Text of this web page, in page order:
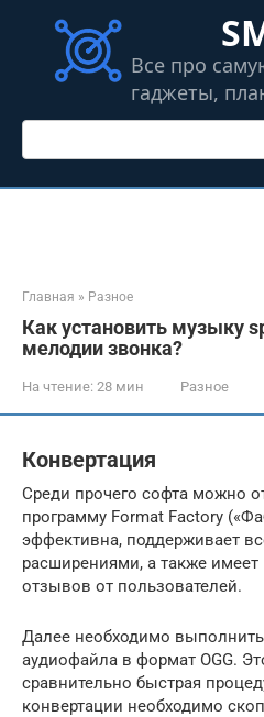
контенту
Все про
гаджеты,
Поиск:
Главная » Разное
Как установить музыку
мелодии звонка?
На чтение: 28 мин Разное
Конвертация
Среди прочего софта можно
программу Format Factory
эффективна, поддерживает
расширениями, а также
отзывов от пользователей.
Далее необходимо
аудиофайла в формат OGG.
сравнительно быстрая
конвертации необходимо